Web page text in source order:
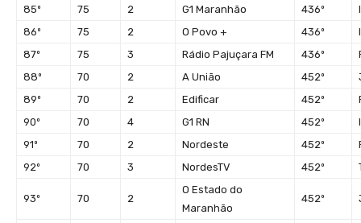
85º
75 2 G1 Maranhão 436º
86º
75 2 O Povo + 436º
87º
75 3 Rádio Pajuçara FM 436º
88º
70 2 A União 452º
89º
70 2 Edificar 452º
90º
70 4 G1 RN 452º
91º
70 2 Nordeste 452º
92º
70 3 NordesTV 452º
93º 70 2
O Estado do
Maranhão
452º